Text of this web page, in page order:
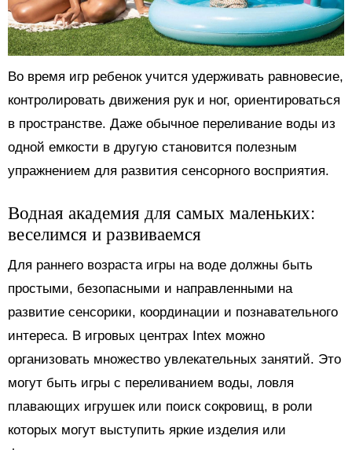
Во время игр ребенок учится удерживать равновесие,
контролировать движения рук и ног, ориентироваться
в пространстве. Даже обычное переливание воды из
одной емкости в другую становится полезным
упражнением для развития сенсорного восприятия.
Водная академия для самых маленьких:
веселимся и развиваемся
Для раннего возраста игры на воде должны быть
простыми, безопасными и направленными на
развитие сенсорики, координации и познавательного
интереса. В игровых центрах Intex можно
организовать множество увлекательных занятий. Это
могут быть игры с переливанием воды, ловля
плавающих игрушек или поиск сокровищ, в роли
которых могут выступить яркие изделия или